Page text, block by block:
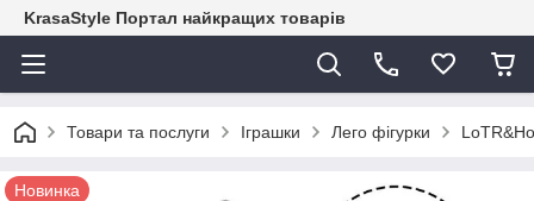
KrasaStyle Портал найкращих товарів
Товари та послуги Іграшки Лего фігурки
Новинка